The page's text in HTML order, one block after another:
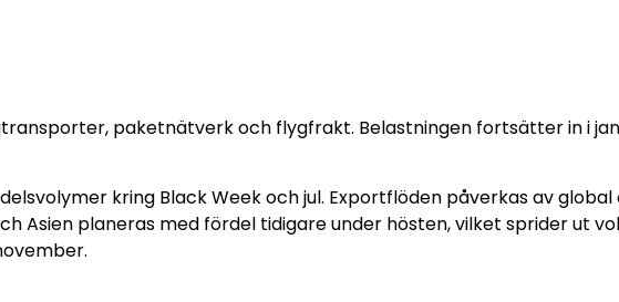
paketnätverk och flygfrakt. Belastningen fortsätter in i
kring Black Week och jul. Exportflöden påverkas av
Asien planeras med fördel tidigare under hösten, vilket sprider ut